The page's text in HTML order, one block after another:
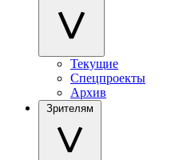
Текущие
Спецпроекты
Архив
Зрителям